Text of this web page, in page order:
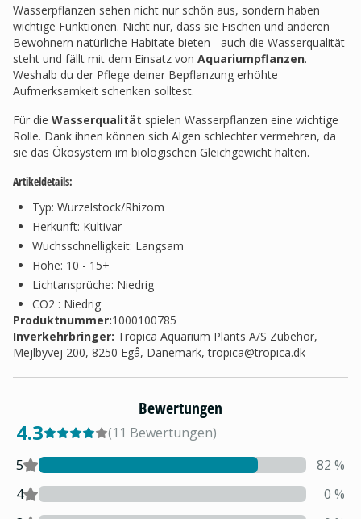
Wasserpflanzen sehen nicht nur schön aus, sondern haben
wichtige Funktionen. Nicht nur, dass sie Fischen und anderen
Bewohnern natürliche Habitate bieten - auch die Wasserqualität
steht und fällt mit dem Einsatz von Aquariumpflanzen.
Weshalb du der Pflege deiner Bepflanzung erhöhte
Aufmerksamkeit schenken solltest.
Für die Wasserqualität spielen Wasserpflanzen eine wichtige
Rolle. Dank ihnen können sich Algen schlechter vermehren, da
sie das Ökosystem im biologischen Gleichgewicht halten.
Artikeldetails:
Typ: Wurzelstock/Rhizom
Herkunft: Kultivar
Wuchsschnelligkeit: Langsam
Höhe: 10 - 15+
Lichtansprüche: Niedrig
CO2 : Niedrig
Produktnummer:1000100785
Inverkehrbringer: Tropica Aquarium Plants A/S Zubehör,
Mejlbyvej 200, 8250 Egå, Dänemark,tropica@tropica.dk
Bewertungen
4.3 (11 Bewertungen)
5
82 %
4
0 %